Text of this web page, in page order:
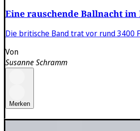
Eine rauschende Ballnacht
Die britische Band trat vor rund 3400
Von
Susanne Schramm
Merken